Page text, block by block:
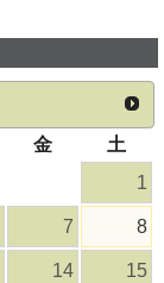
金
土
1
7 8
14 15